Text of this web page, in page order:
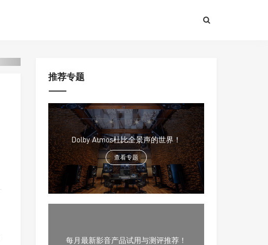
推荐专题
Dolby Atmos杜比全景声的世界！
查看专题
每月最新影音产品试用与测评推荐！